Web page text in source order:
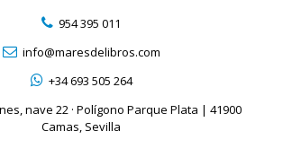
954 395 011
info@maresdelibros.com
+34 693 505 264
nave 22 · Polígono Parque Plata | 41900
Camas, Sevilla